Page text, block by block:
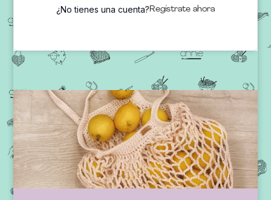
¿No tienes una cuenta?Regístrate ahora